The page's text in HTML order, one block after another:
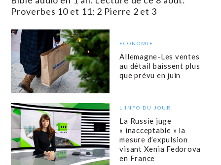
Proverbes 10 et 11; 2 Pierre 2 et 3
ECONOMIE
Allemagne-Les ventes
au détail baissent plus
que prévu en juin
L'INFO DU JOUR
La Russie juge
« inacceptable » la
mesure d’expulsion
visant Xenia Fedorova
en France